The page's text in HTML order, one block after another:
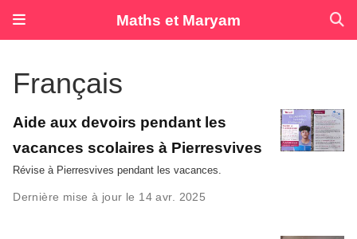
Maths et Maryam
Français
Aide aux devoirs pendant les
vacances scolaires à Pierresvives
Révise à Pierresvives pendant les vacances.
Dernière mise à jour le 14 avr. 2025